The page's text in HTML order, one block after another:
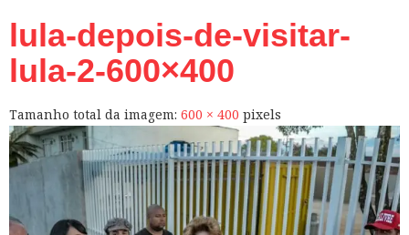
lula-depois-de-visitar-
lula-2-600×400
Tamanho total da imagem: 600 × 400 pixels